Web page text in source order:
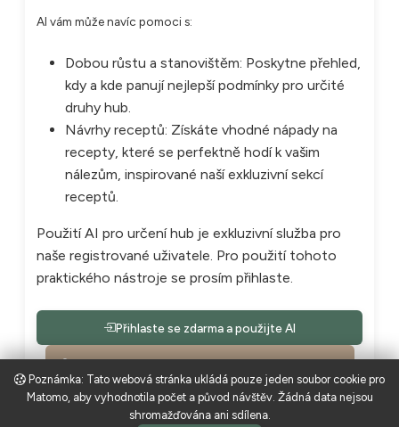
AI vám může navíc pomoci s:
Dobou růstu a stanovištěm: Poskytne přehled,
kdy a kde panují nejlepší podmínky pro určité
druhy hub.
Návrhy receptů: Získáte vhodné nápady na
recepty, které se perfektně hodí k vašim
nálezům, inspirované naší exkluzivní sekcí
receptů.
Použití AI pro určení hub je exkluzivní služba pro
naše registrované uživatele. Pro použití tohoto
praktického nástroje se prosím přihlaste.
Přihlaste se zdarma a použijte AI
Zaregistrujte se nyní zdarma a objevte AI
Poznámka: Tato webová stránka ukládá pouze jeden soubor cookie pro
Matomo, aby vyhodnotila počet a původ návštěv. Žádná data nejsou
shromažďována ani sdílena.